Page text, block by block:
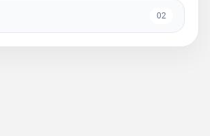
02